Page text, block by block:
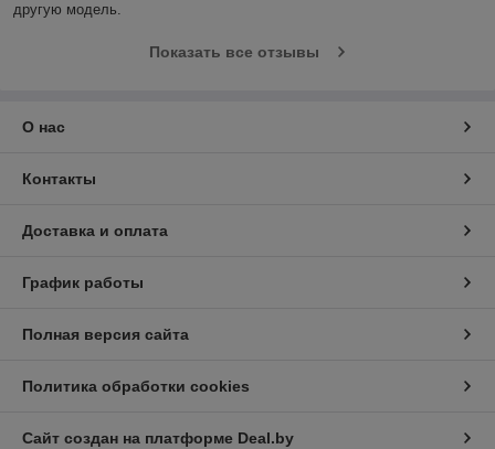
другую модель.
Показать все отзывы
О нас
Контакты
Доставка и оплата
График работы
Полная версия сайта
Политика обработки cookies
Сайт создан на платформе Deal.by